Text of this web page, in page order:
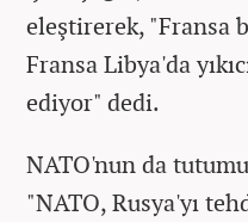
eleştirerek, "Fransa
Fransa Libya'da
ediyor" dedi.
NATO'nun da
"NATO, Rusya'yı